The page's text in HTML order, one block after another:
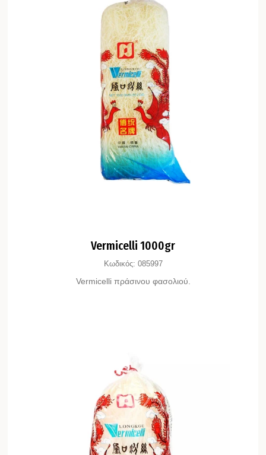
Vermicelli 1000gr
Κωδικός: 085997
Vermicelli πράσινου φασολιού.